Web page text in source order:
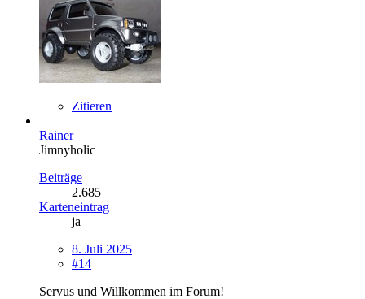
Zitieren
Rainer
Jimnyholic
Beiträge
2.685
Karteneintrag
ja
8. Juli 2025
#14
Servus und Willkommen im Forum!